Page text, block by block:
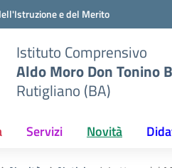
e del Merito
Istituto Comprensivo
Aldo Moro Don Tonino
Rutigliano (BA)
Servizi Novità